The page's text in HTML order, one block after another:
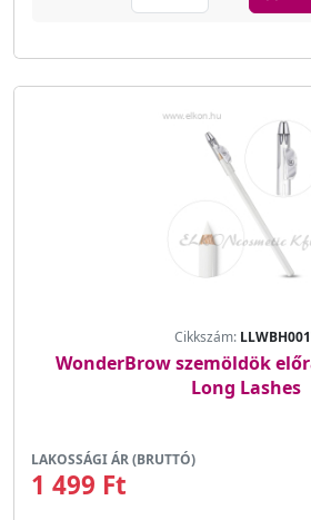
Cikkszám:
WonderBrow szemöldök
Long Lashes
LAKOSSÁGI ÁR (BRUTTÓ)
1 499 Ft